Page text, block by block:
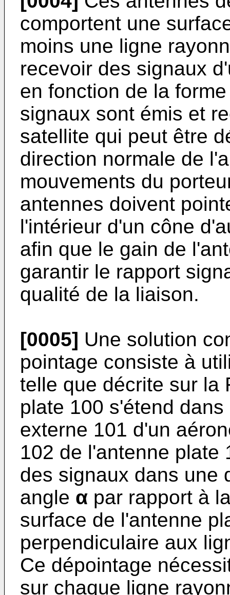
comportent une
moins une ligne
recevoir des signaux
en fonction de la
signaux sont émis et
satellite qui peut être
direction normale de
mouvements du
antennes doivent
l'intérieur d'un cône
afin que le gain de
garantir le rapport
qualité de la liaison.
[0005] Une solution
pointage consiste à
telle que décrite sur la
plate 100 s'étend
externe 101 d'un
102 de l'antenne plate
des signaux dans une
angle α par rapport à
surface de l'antenne
perpendiculaire aux
Ce dépointage
sur chaque ligne